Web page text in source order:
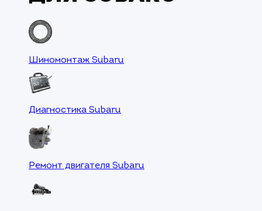
Шиномонтаж Subaru
Диагностика Subaru
Ремонт двигателя Subaru